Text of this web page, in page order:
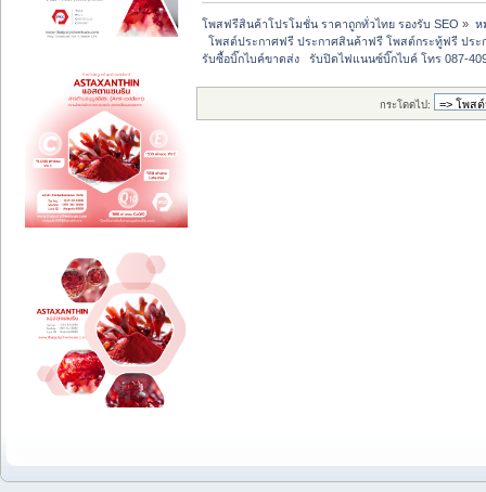
โพสฟรีสินค้าโปรโมชั่น ราคาถูกทั่วไทย รองรับ SEO » ห
โพสต์ประกาศฟรี ประกาศสินค้าฟรี โพสต์กระทู้ฟรี ประ
รับซื้อบิ๊กไบค์ขาดส่ง   รับปิดไฟแนนซ์บิ๊กไบค์ โทร 087-
กระโดดไป: